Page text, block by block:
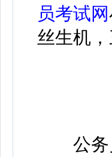
员考试网
丝生机
公务员